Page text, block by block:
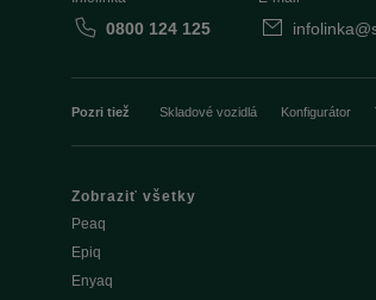
0800 124 125
Pozri tiež Skladové vozidlá Konfigurátor
Zobraziť všetky
Peaq
Epiq
Enyaq